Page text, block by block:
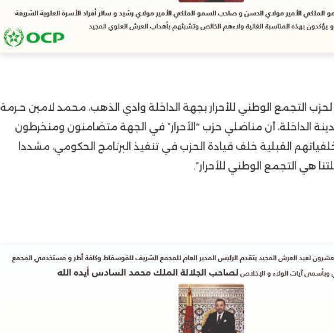
التجمع الوطني للأحرار بجهة الداخلة وادي الذهب، محمد لامين حـرمة
الداخلة، أن مناضلي حزب “الأحرار” في الجهة متضامنون ومنخرطون
القبلية خلف قيادة الحزب في تنفيذ البرنامج الحكومي، مشددا
هي التجمع الوطني للأحرار”.